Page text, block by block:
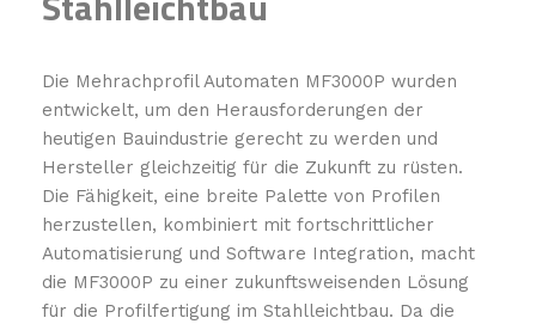
Die Mehrachprofil Automaten MF3000P wurden
entwickelt, um den Herausforderungen der
heutigen Bauindustrie gerecht zu werden und
Hersteller gleichzeitig für die Zukunft zu rüsten.
Die Fähigkeit, eine breite Palette von Profilen
herzustellen, kombiniert mit fortschrittlicher
Automatisierung und Software Integration, macht
die MF3000P zu einer zukunftsweisenden Lösung
für die Profilfertigung im Stahlleichtbau. Da die